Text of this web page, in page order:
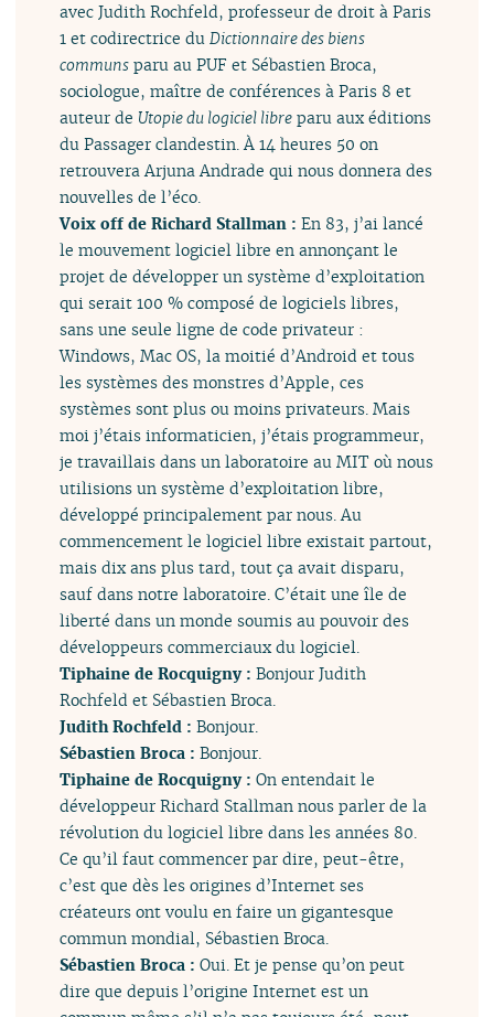
avec Judith Rochfeld, professeur de droit à Paris
1 et codirectrice duDictionnaire des biens
communs paru au PUF et Sébastien Broca,
sociologue, maître de conférences à Paris 8 et
auteur de Utopie du logiciel libre paru aux éditions
du Passager clandestin. À 14 heures 50 on
retrouvera Arjuna Andrade qui nous donnera des
nouvelles de l’éco.
Voix off de Richard Stallman :En 83, j’ai lancé
le mouvement logiciel libre en annonçant le
projet de développer un système d’exploitation
qui serait 100 % composé de logiciels libres,
sans une seule ligne de code privateur :
Windows, Mac OS, la moitié d’Android et tous
les systèmes des monstres d’Apple, ces
systèmes sont plus ou moins privateurs. Mais
moi j’étais informaticien, j’étais programmeur,
je travaillais dans un laboratoire au MIT où nous
utilisions un système d’exploitation libre,
développé principalement par nous. Au
commencement le logiciel libre existait partout,
mais dix ans plus tard, tout ça avait disparu,
sauf dans notre laboratoire. C’était une île de
liberté dans un monde soumis au pouvoir des
développeurs commerciaux du logiciel.
Tiphaine de Rocquigny :Bonjour Judith
Rochfeld et Sébastien Broca.
Judith Rochfeld :Bonjour.
Sébastien Broca :Bonjour.
Tiphaine de Rocquigny :On entendait le
développeur Richard Stallman nous parler de la
révolution du logiciel libre dans les années 80.
Ce qu’il faut commencer par dire, peut-être,
c’est que dès les origines d’Internet ses
créateurs ont voulu en faire un gigantesque
commun mondial, Sébastien Broca.
Sébastien Broca :Oui. Et je pense qu’on peut
dire que depuis l’origine Internet est un